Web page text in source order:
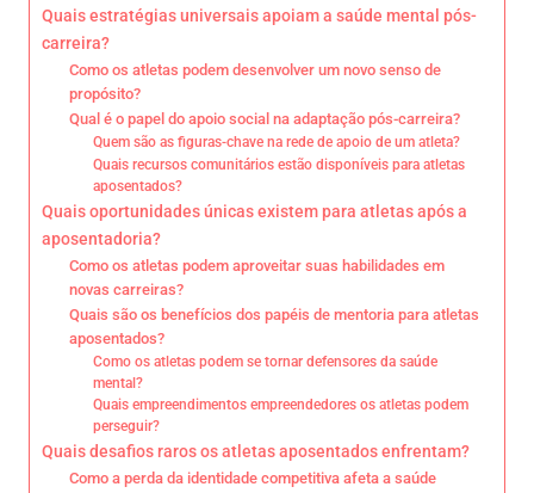
Quais estratégias universais apoiam a saúde mental pós-
carreira?
Como os atletas podem desenvolver um novo senso de
propósito?
Qual é o papel do apoio social na adaptação pós-carreira?
Quem são as figuras-chave na rede de apoio de um atleta?
Quais recursos comunitários estão disponíveis para atletas
aposentados?
Quais oportunidades únicas existem para atletas após a
aposentadoria?
Como os atletas podem aproveitar suas habilidades em
novas carreiras?
Quais são os benefícios dos papéis de mentoria para atletas
aposentados?
Como os atletas podem se tornar defensores da saúde
mental?
Quais empreendimentos empreendedores os atletas podem
perseguir?
Quais desafios raros os atletas aposentados enfrentam?
Como a perda da identidade competitiva afeta a saúde